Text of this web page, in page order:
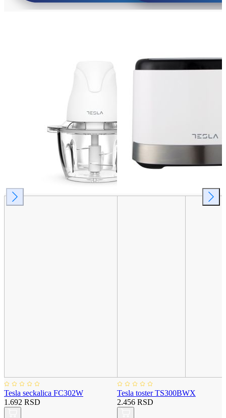
Tesla seckalica FC302W
1.692 RSD
Tesla toster TS300BWX
2.456 RSD